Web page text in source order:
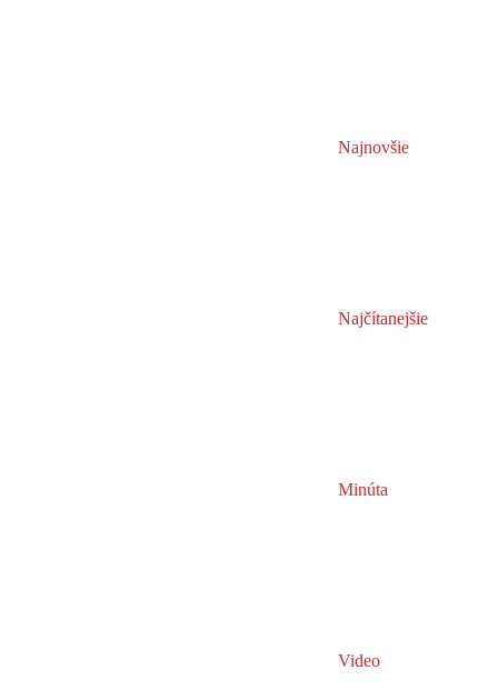
Najnovšie
Najčítanejšie
Minúta
Video